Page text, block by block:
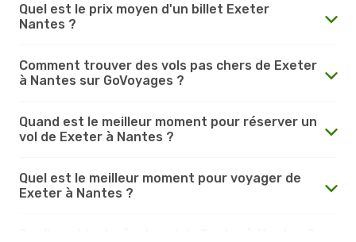
Quel est le prix moyen d'un billet Exeter
Nantes ?
Comment trouver des vols pas chers de Exeter
à Nantes sur GoVoyages ?
Quand est le meilleur moment pour réserver un
vol de Exeter à Nantes ?
Quel est le meilleur moment pour voyager de
Exeter à Nantes ?